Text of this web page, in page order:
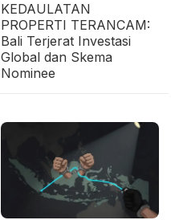
KEDAULATAN
PROPERTI TERANCAM:
Bali Terjerat Investasi
Global dan Skema
Nominee